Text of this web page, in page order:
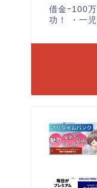
クラファン投資
借金ｰ100
功！ ・一